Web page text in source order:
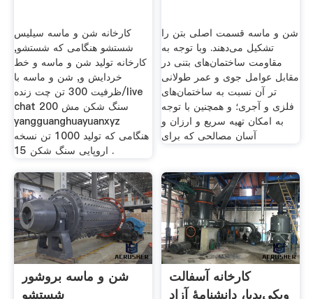
کارخانه شن و ماسه سیلیس
شستشو هنگامی که شستشو,
کارخانه تولید شن و ماسه و خط
خردایش و, شن و ماسه با
ظرفیت 300 تن چت زنده/live
chat 200 سنگ شکن مش
yangguanghuayuanxyz
هنگامی که تولید 1000 تن نسخه
اروپایی سنگ شکن 15 .
شن و ماسه قسمت اصلی بتن را
تشکیل می‌دهند. وبا توجه به
مقاومت ساختمان‌های بتنی در
مقابل عوامل جوی و عمر طولانی
تر آن نسبت به ساختمان‌های
فلزی و آجری؛ و همچنین با توجه
به امکان تهیه سریع و ارزان و
آسان مصالحی که برای
شن و ماسه بروشور
شستشو
کارخانه آسفالت
ویکی‌پدیا، دانشنامهٔ آزاد